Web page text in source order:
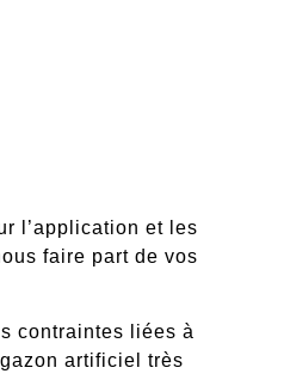
l’application et les
faire part de vos
contraintes liées à
artificiel très